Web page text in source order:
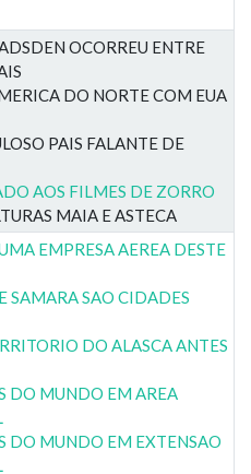
OCORREU ENTRE
DO NORTE COM EUA
PAIS FALANTE DE
AOS FILMES DE ZORRO
MAIA E ASTECA
EMPRESA AEREA DESTE
SAMARA SAO CIDADES
DO ALASCA ANTES
DO MUNDO EM AREA
DO MUNDO EM EXTENSAO